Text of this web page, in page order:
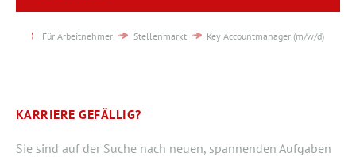
Für Arbeitnehmer Stellenmarkt Key Accountmanager (m/w/d)
KARRIERE GEFÄLLIG?
Sie sind auf der Suche nach neuen, spannenden Aufgaben
Kontakt